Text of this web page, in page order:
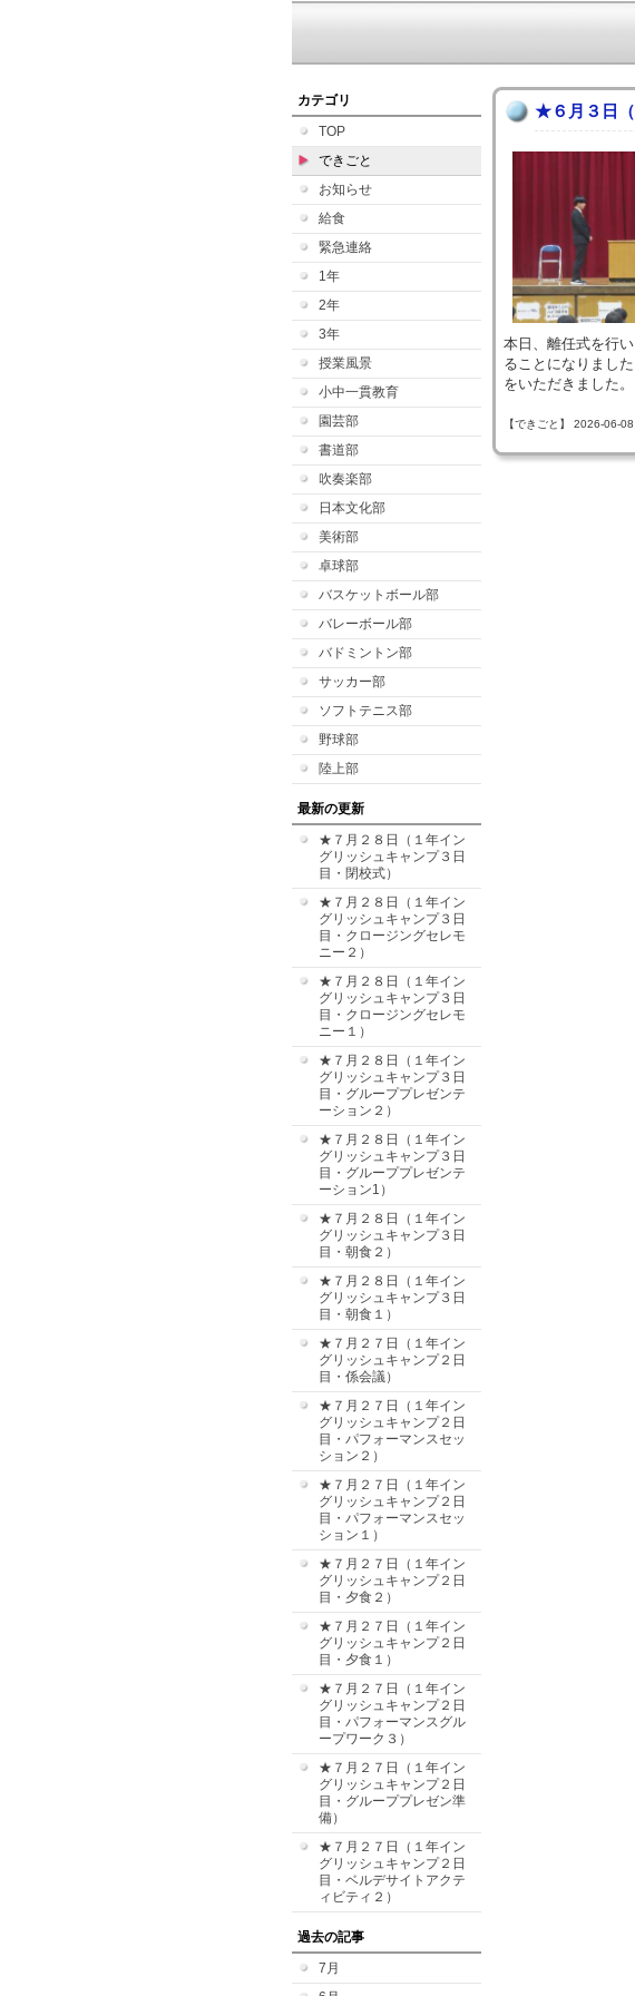
カテゴリ
TOP
できごと
お知らせ
給食
緊急連絡
1年
2年
3年
授業風景
小中一貫教育
園芸部
書道部
吹奏楽部
日本文化部
美術部
卓球部
バスケットボール部
バレーボール部
バドミントン部
サッカー部
ソフトテニス部
野球部
陸上部
最新の更新
★７月２８日（１年イン
グリッシュキャンプ３日
目・閉校式）
★７月２８日（１年イン
グリッシュキャンプ３日
目・クロージングセレモ
ニー２）
★７月２８日（１年イン
グリッシュキャンプ３日
目・クロージングセレモ
ニー１）
★７月２８日（１年イン
グリッシュキャンプ３日
目・グループプレゼンテ
ーション２）
★７月２８日（１年イン
グリッシュキャンプ３日
目・グループプレゼンテ
ーション1）
★７月２８日（１年イン
グリッシュキャンプ３日
目・朝食２）
★７月２８日（１年イン
グリッシュキャンプ３日
目・朝食１）
★７月２７日（１年イン
グリッシュキャンプ２日
目・係会議）
★７月２７日（１年イン
グリッシュキャンプ２日
目・パフォーマンスセッ
ション２）
★７月２７日（１年イン
グリッシュキャンプ２日
目・パフォーマンスセッ
ション１）
★７月２７日（１年イン
グリッシュキャンプ２日
目・夕食２）
★７月２７日（１年イン
グリッシュキャンプ２日
目・夕食１）
★７月２７日（１年イン
グリッシュキャンプ２日
目・パフォーマンスグル
ープワーク３）
★７月２７日（１年イン
グリッシュキャンプ２日
目・グループプレゼン準
備）
★７月２７日（１年イン
グリッシュキャンプ２日
目・ベルデサイトアクテ
ィビティ２）
過去の記事
7月
★６月３日（
本日、離任式を行
ることになりまし
をいただきました
【できごと】 2026-06-